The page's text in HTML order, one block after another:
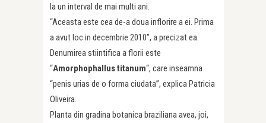
la un interval de mai multi ani.
“Aceasta este cea de-a doua inflorire a ei. Prima
a avut loc in decembrie 2010”, a precizat ea.
Denumirea stiintifica a florii este
“Amorphophallus titanum“, care inseamna
“penis urias de o forma ciudata”, explica Patricia
Oliveira.
Planta din gradina botanica braziliana avea, joi,